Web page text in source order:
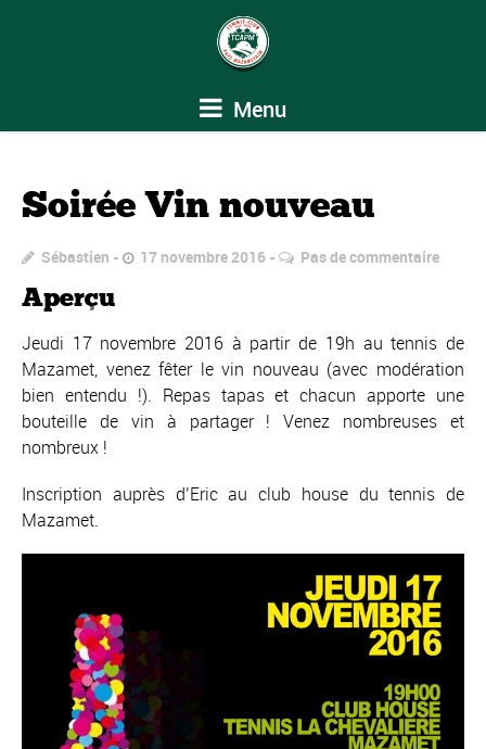
Menu
Soirée Vin nouveau
Sébastien 17 novembre 2016 Pas de commentaire
Aperçu
Jeudi 17 novembre 2016 à partir de 19h au tennis de
Mazamet, venez fêter le vin nouveau (avec modération
bien entendu !). Repas tapas et chacun apporte une
bouteille de vin à partager ! Venez nombreuses et
nombreux !
Inscription auprès d’Eric au club house du tennis de
Mazamet.